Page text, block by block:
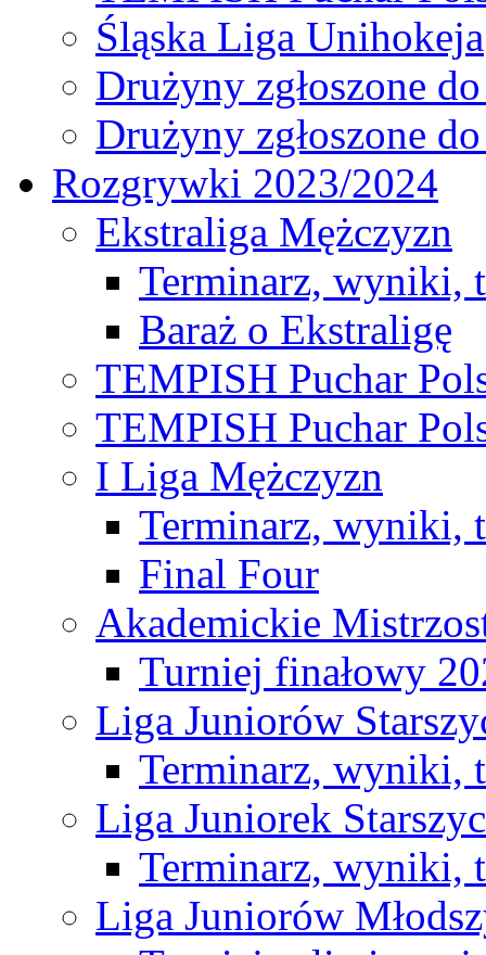
Śląska Liga Unihokeja
Drużyny zgłoszone
Drużyny zgłoszone
Rozgrywki 2023/2024
Ekstraliga Mężczyzn
Terminarz, wyniki,
Baraż o Ekstraligę
TEMPISH Puchar
TEMPISH Puchar
I Liga Mężczyzn
Terminarz, wyniki,
Final Four
Akademickie
Turniej finałowy
Liga Juniorów
Terminarz, wyniki,
Liga Juniorek
Terminarz, wyniki,
Liga Juniorów